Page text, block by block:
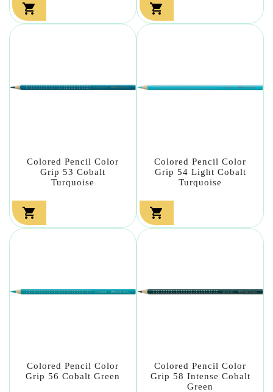
 
Colored Pencil Color
Grip 53 Cobalt
Turquoise

Colored Pencil Color
Grip 54 Light Cobalt
Turquoise

Colored Pencil Color
Grip 56 Cobalt Green
Colored Pencil Color
Grip 58 Intense Cobalt
Green